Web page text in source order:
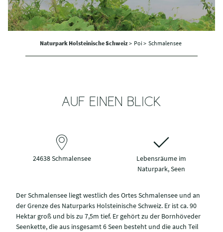
Naturpark Holsteinische Schweiz> Poi > Schmalensee
AUF EINEN BLICK
24638 Schmalensee
Lebensräume im
Naturpark, Seen
Der Schmalensee liegt westlich des Ortes Schmalensee und an
der Grenze des Naturparks Holsteinische Schweiz. Er ist ca. 90
Hektar groß und bis zu 7,5m tief. Er gehört zu der Bornhöveder
Seenkette, die aus insgesamt 6 Seen besteht und die auch Teil